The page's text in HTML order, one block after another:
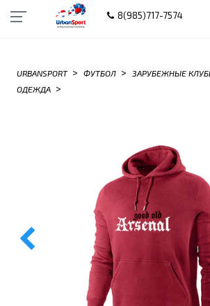
8(985)717-7574
URBANSPORT > ФУТБОЛ > ЗАРУБЕЖНЫЕ
ОДЕЖДА >